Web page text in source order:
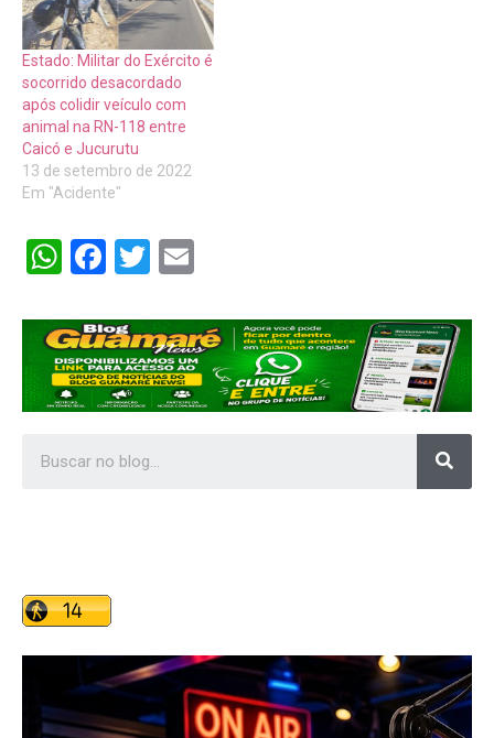
Estado: Militar do Exército é
socorrido desacordado
após colidir veículo com
animal na RN-118 entre
Caicó e Jucurutu
13 de setembro de 2022
Em "Acidente"
WhatsApp
Facebook
Twitter